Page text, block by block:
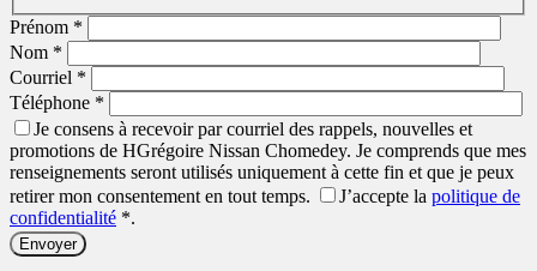
Prénom *
Nom *
Courriel *
Téléphone *
Je consens à recevoir par courriel des rappels, nouvelles et
promotions de HGrégoire Nissan Chomedey. Je comprends que mes
renseignements seront utilisés uniquement à cette fin et que je peux
retirer mon consentement en tout temps.
J’accepte la politique de
confidentialité *.